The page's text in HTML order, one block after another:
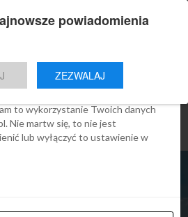
Flipohity
artykuły, TOP
Instalacja
Szczegóły O cookies
plików cookies
aby pokazać Ci tylko te treści, które
to wykorzystanie Twoich danych
Nie martw się, to nie jest
lub wyłączyć to ustawienie w
powiadomienia
ZEZWALAJ